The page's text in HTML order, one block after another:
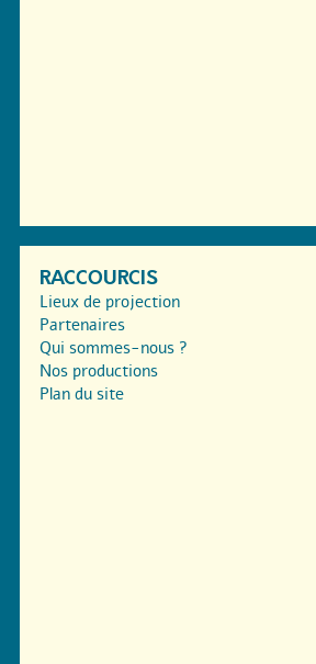
RACCOURCIS
Lieux de projection
Partenaires
Qui sommes-nous ?
Nos productions
Plan du site